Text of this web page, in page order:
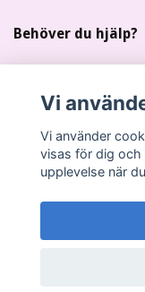
Behöver du hjälp?
Sociala medier
Vi
Vi använder
visas för dig och
upplevelse när